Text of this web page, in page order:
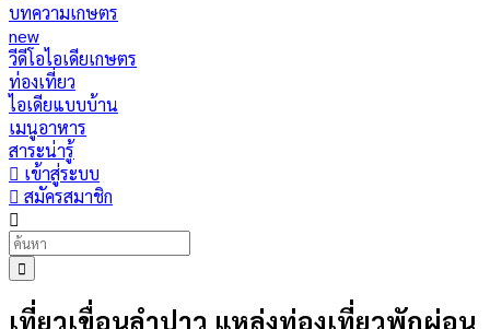
บทความเกษตร
new
วีดีโอไอเดียเกษตร
ท่องเที่ยว
ไอเดียแบบบ้าน
เมนูอาหาร
สาระน่ารู้
เข้าสู่ระบบ
สมัครสมาชิก
เที่ยวเขื่อนลำปาว แหล่งท่องเที่ยวพักผ่อน